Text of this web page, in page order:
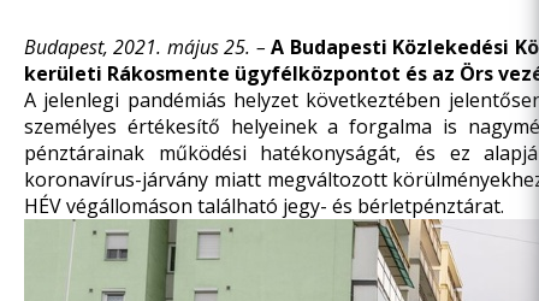
Budapest, 2021. május 25. – A Budapesti Közlekedési
kerületi Rákosmente ügyfélközpontot és az Örs
A jelenlegi pandémiás helyzet következtében
személyes értékesítő helyeinek a forgalma is
pénztárainak működési hatékonyságát, és ez
koronavírus-járvány miatt megváltozott
HÉV végállomáson található jegy- és bérletpénztárat.